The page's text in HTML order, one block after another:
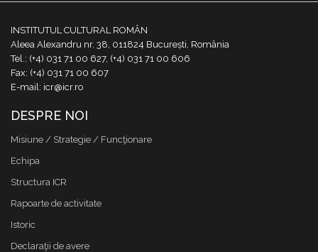
INSTITUTUL CULTURAL ROMÂN
Aleea Alexandru nr. 38, 011824 București, România
Tel.: (+4) 031 71 00 627, (+4) 031 71 00 606
Fax: (+4) 031 71 00 607
E-mail: icr@icr.ro
DESPRE NOI
Misiune / Strategie / Funcţionare
Echipa
Structura ICR
Rapoarte de activitate
Istoric
Declaraţii de avere